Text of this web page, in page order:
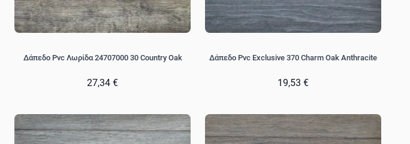
Δάπεδο Pvc Λωρίδα 24707000 30 Country Oak
27,34 €
Δάπεδο Pvc Exclusive 370 Charm Oak Anthracite
19,53 €